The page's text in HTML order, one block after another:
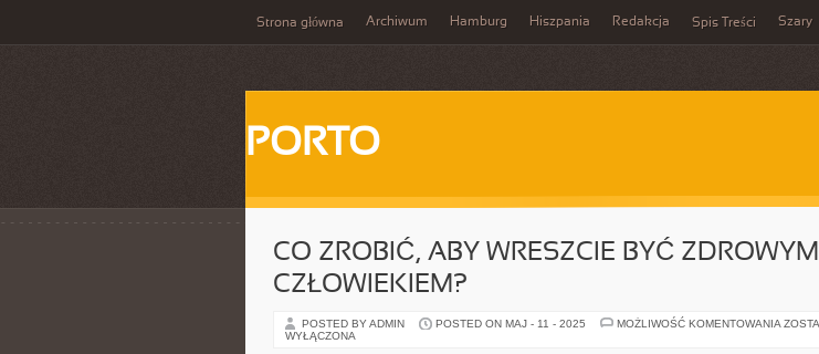
Strona główna Archiwum Hamburg Hiszpania Redakcja Spis Treści Szary
PORTO
CO ZROBIĆ, ABY WRESZCIE BYĆ ZDROWYM
CZŁOWIEKIEM?
POSTED BY ADMIN POSTED ON MAJ - 11 - 2025 MOŻLIWOŚĆ KOMENTOWANIA CO
WYŁĄCZONA